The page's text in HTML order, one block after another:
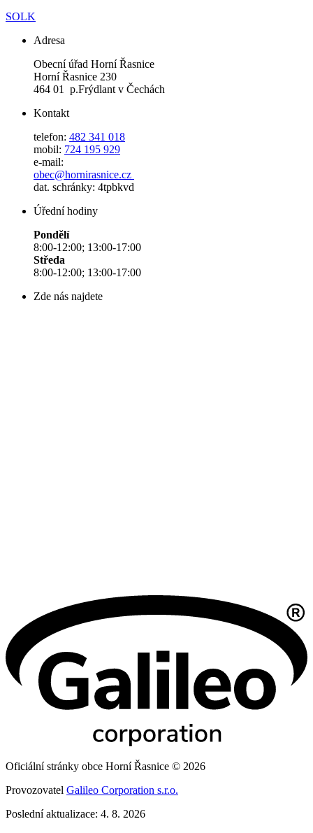
SOLK
Adresa
Obecní úřad Horní Řasnice
Horní Řasnice 230
464 01 p.Frýdlant v Čechách
Kontakt
telefon: 482 341 018
mobil: 724 195 929
e-mail:
obec@hornirasnice.cz
dat. schránky: 4tpbkvd
Úřední hodiny
Pondělí
8:00-12:00; 13:00-17:00
Středa
8:00-12:00; 13:00-17:00
Zde nás najdete
Oficiální stránky obce Horní Řasnice © 2026
Provozovatel Galileo Corporation s.r.o.
Poslední aktualizace: 4. 8. 2026